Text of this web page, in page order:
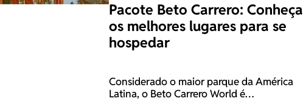
Pacote Beto Carrero: Conheça
os melhores lugares para se
hospedar
Considerado o maior parque da América
Latina, o Beto Carrero World é…